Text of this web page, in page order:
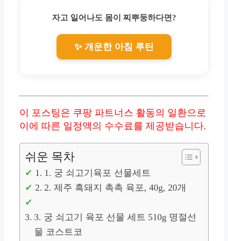
자고 일어나도 몸이 찌뿌둥하다면?
✨ 개운한 아침 루틴
이 포스팅은 쿠팡 파트너스 활동의 일환으로
이에 따른 일정액의 수수료를 제공받습니다.
쉬운 목차
1. 궁 쇠고기육포 선물세트
2. 제주 흑돼지 촉촉 육포, 40g, 20개
3. 궁 쇠고기 육포 선물 세트 510g 명절선
물 코스트코